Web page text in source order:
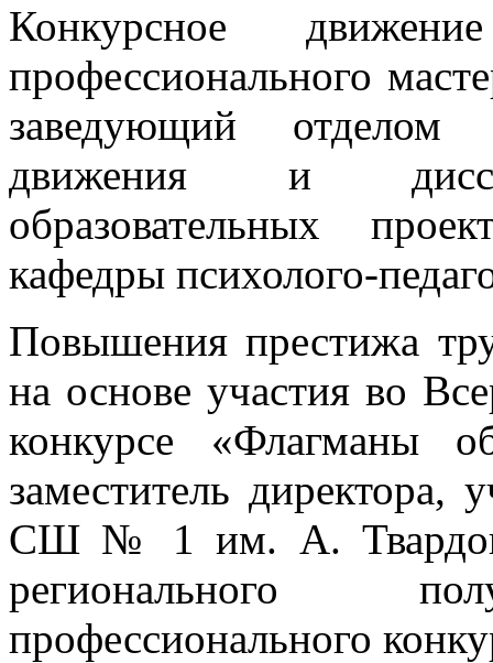
Конкурсное
профессионального
заведующий отделом
движения и
образовательных
кафедры психолого-
Повышения престижа
на основе участия во
конкурсе «Флагманы
заместитель
СШ № 1 им. А.
регионального
профессионального